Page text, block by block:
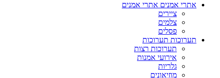
אתרי אמנים אתרי אמנים
ציירים
צלמים
פסלים
תערוכות תערוכות
תערוכות רצות
אירועי אמנות
גלריות
מוזיאונים